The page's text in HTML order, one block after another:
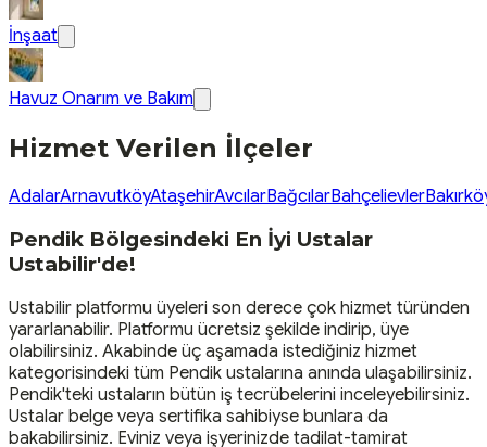
İnşaat
Havuz Onarım ve Bakım
Hizmet Verilen İlçeler
AdalarArnavutköyAtaşehirAvcılarBağcılarBahçelievler
Pendik Bölgesindeki En İyi Ustalar
Ustabilir'de!
Ustabilir platformu üyeleri son derece çok hizmet türünden
yararlanabilir. Platformu ücretsiz şekilde indirip, üye
olabilirsiniz. Akabinde üç aşamada istediğiniz hizmet
kategorisindeki tüm Pendik ustalarına anında ulaşabilirsiniz.
Pendik'teki ustaların bütün iş tecrübelerini inceleyebilirsiniz.
Ustalar belge veya sertifika sahibiyse bunlara da
bakabilirsiniz. Eviniz veya işyerinizde tadilat-tamirat